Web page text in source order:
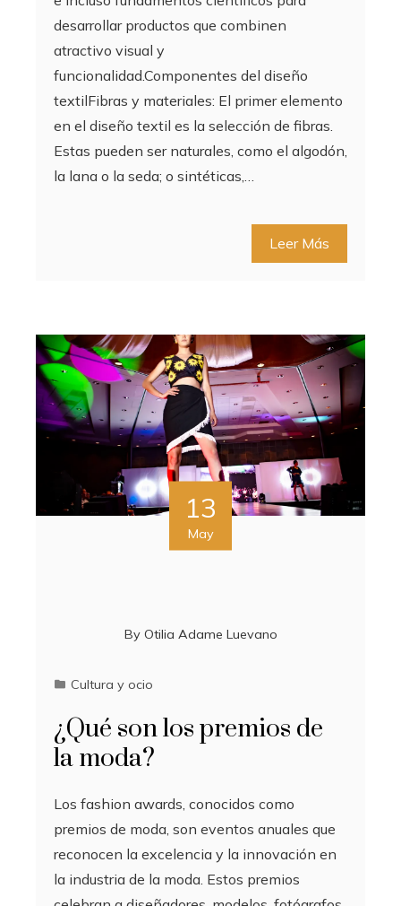
desarrollar productos que combinen
atractivo visual y
funcionalidad.Componentes del diseño
textilFibras y materiales: El primer elemento
en el diseño textil es la selección de fibras.
Estas pueden ser naturales, como el algodón,
la lana o la seda; o sintéticas,…
Leer Más
13
May
By Otilia Adame Luevano
Cultura y ocio
¿Qué son los premios de
la moda?
Los fashion awards, conocidos como
premios de moda, son eventos anuales que
reconocen la excelencia y la innovación en
la industria de la moda. Estos premios